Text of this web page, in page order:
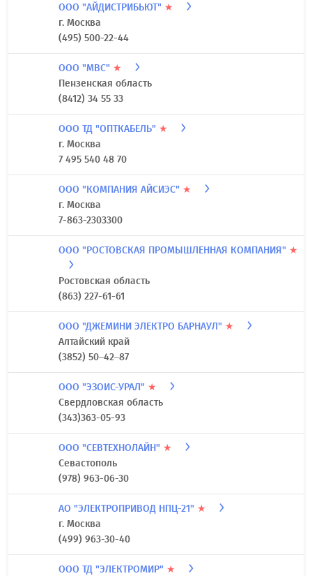
ООО "АЙДИСТРИБЬЮТ" ★
г. Москва
(495) 500-22-44
ООО "МВС" ★
Пензенская область
(8412) 34 55 33
ООО ТД "ОПТКАБЕЛЬ" ★
г. Москва
7 495 540 48 70
ООО "КОМПАНИЯ АЙСИЭС" ★
г. Москва
7-863-2303300
ООО "РОСТОВСКАЯ ПРОМЫШЛЕННАЯ КОМПАНИЯ" ★
Ростовская область
(863) 227-61-61
ООО "ДЖЕМИНИ ЭЛЕКТРО БАРНАУЛ" ★
Алтайский край
(3852) 50–42–87
ООО "ЭЗОИС-УРАЛ" ★
Свердловская область
(343)363-05-93
ООО "СЕВТЕХНОЛАЙН" ★
Севастополь
(978) 963-06-30
АО "ЭЛЕКТРОПРИВОД НПЦ-21" ★
г. Москва
(499) 963-30-40
ООО ТД "ЭЛЕКТРОМИР" ★